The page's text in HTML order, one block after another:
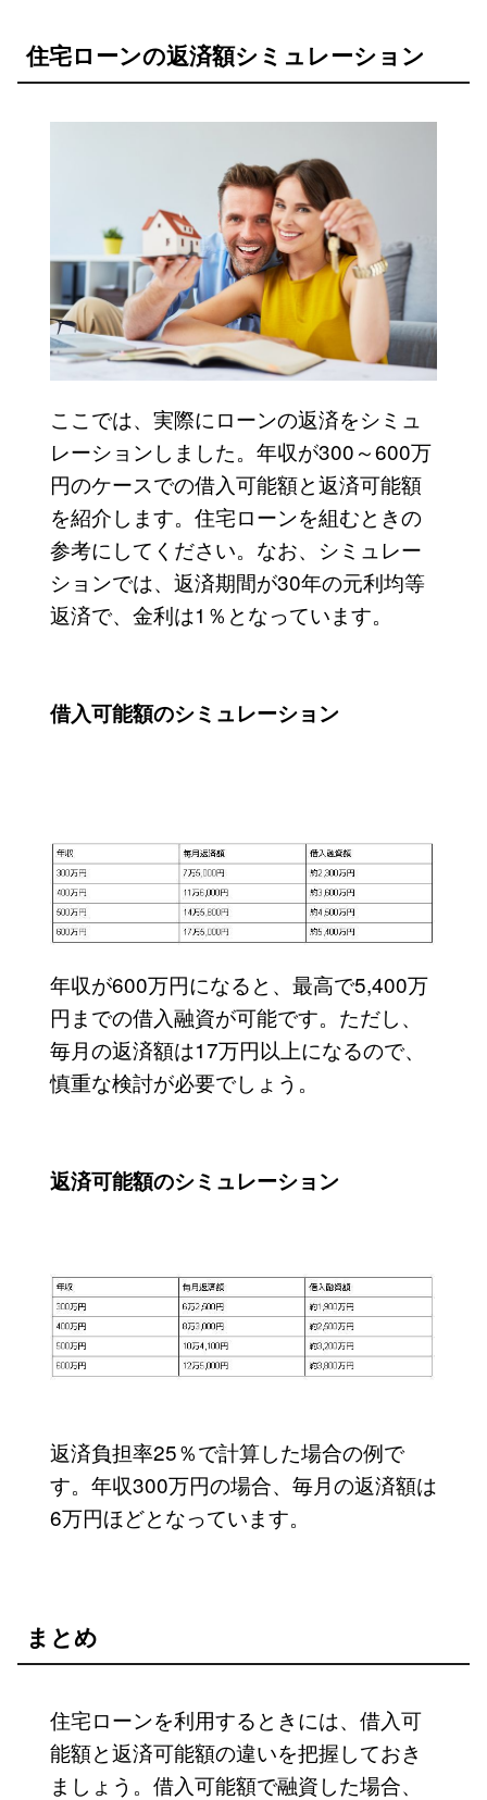
住宅ローンの返済額シミュレーション
ここでは、実際にローンの返済をシミュ
レーションしました。年収が300～600万
円のケースでの借入可能額と返済可能額
を紹介します。住宅ローンを組むときの
参考にしてください。なお、シミュレー
ションでは、返済期間が30年の元利均等
返済で、金利は1％となっています。
借入可能額のシミュレーション
年収が600万円になると、最高で5,400万
円までの借入融資が可能です。ただし、
毎月の返済額は17万円以上になるので、
慎重な検討が必要でしょう。
返済可能額のシミュレーション
返済負担率25％で計算した場合の例で
す。年収300万円の場合、毎月の返済額は
6万円ほどとなっています。
まとめ
住宅ローンを利用するときには、借入可
能額と返済可能額の違いを把握しておき
ましょう。借入可能額で融資した場合、